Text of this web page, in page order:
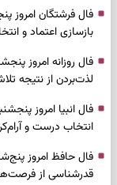
بازسازی اعتماد و
لذت‌بردن از نتیجه
انتخاب درست و
قدرشناسی از